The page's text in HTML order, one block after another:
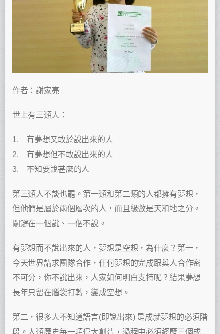
作者：謝家亮
世上有三類人：
1. 有夢想又敢於說出來的人
2. 有夢想但不敢說出來的人
3. 不知要說甚麼的人
第三類人不談也罷。第一類和第二類的人都擁有夢想，
但他們是屬於兩個層次的人，而且級數是天和地之分。
關鍵在一個說、一個不說。
有夢想而不說出來的人，夢想是空想，為什麼？第一，
今天世界講求團隊合作，任何夢想的完成跟與人合作密
不可分，你不說出來，人家如何明白支持呢？結果夢想
長年只留在腦袋打轉，變成空想。
第二，很多人不知道語言(即說出來) 是成就夢想的必須階
段。人類歷史每一項偉大創造，過程中必須經歷三個成